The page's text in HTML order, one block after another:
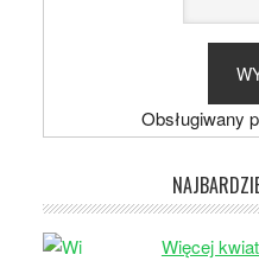
Obsługiwany
Więcej